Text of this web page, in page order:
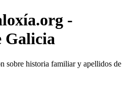
-
Galicia
sobre historia familiar y apellidos de